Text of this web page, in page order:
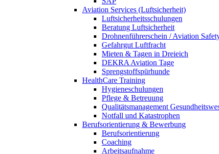
Aviation Services (Luftsicherheit)
Luftsicherheitsschulungen
Beratung Luftsicherheit
Drohnenführerschein / Aviation
Gefahrgut Luftfracht
Mieten & Tagen in Dreieich
DEKRA Aviation Tage
Sprengstoffspürhunde
HealthCare Training
Hygieneschulungen
Pflege & Betreuung
Qualitätsmanagement
Notfall und Katastrophen
Berufsorientierung & Bewerbung
Berufsorientierung
Coaching
Arbeitsaufnahme